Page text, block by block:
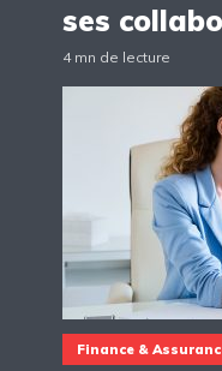
ses
4 mn de lecture
Finance &